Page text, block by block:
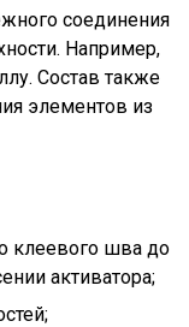
соединения
Например,
Состав также
элементов из
клеевого шва до
активатора;